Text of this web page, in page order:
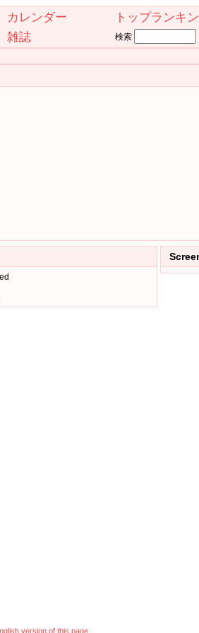
カレンダー
トップランキ
雑誌
検索
version of this page